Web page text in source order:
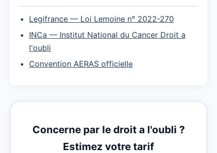
Legifrance — Loi Lemoine n° 2022-270
INCa — Institut National du Cancer Droit a
l'oubli
Convention AERAS officielle
Concerne par le droit a l'oubli ?
Estimez votre tarif